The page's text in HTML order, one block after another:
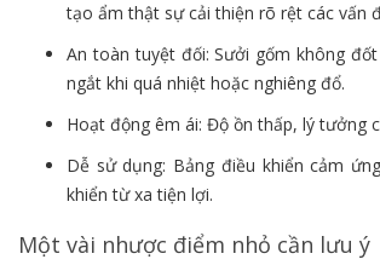
tạo ẩm thật sự cải thiện rõ rệt các vấn
An toàn tuyệt đối: Sưởi gốm không
ngắt khi quá nhiệt hoặc nghiêng đổ.
Hoạt động êm ái: Độ ồn thấp, lý tưởng
Dễ sử dụng: Bảng điều khiển cảm
khiển từ xa tiện lợi.
Một vài nhược điểm nhỏ cần lưu ý